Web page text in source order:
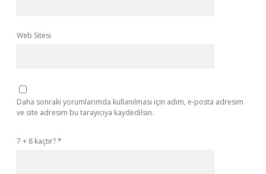
Web Sitesi
Daha sonraki yorumlarımda kullanılması için adım, e-posta adresim
ve site adresim bu tarayıcıya kaydedilsin.
7 + 8 kaçtır?*